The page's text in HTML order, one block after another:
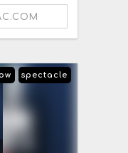
spectacle